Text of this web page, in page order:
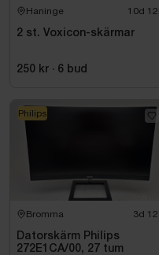
Haninge 10d
2 st. Voxicon-skärmar
250 kr · 6 bud
Bromma 3d
Datorskärm Philips
272E1CA/00, 27 tum
Philips